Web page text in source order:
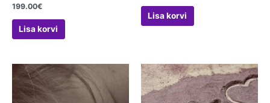
199.00€
Lisa korvi
Lisa korvi